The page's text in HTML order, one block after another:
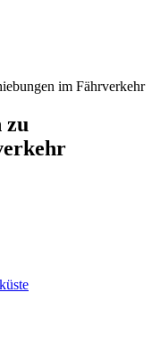
im Fährverkehr
zu